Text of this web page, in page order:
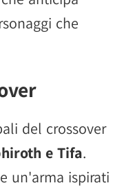
che
del crossover
e Tifa.
un'arma ispirati